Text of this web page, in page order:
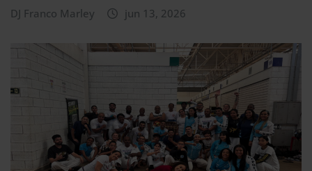
DJ Franco Marley jun 13, 2026